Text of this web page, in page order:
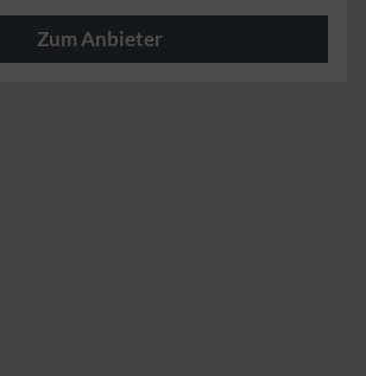
Zum Anbieter